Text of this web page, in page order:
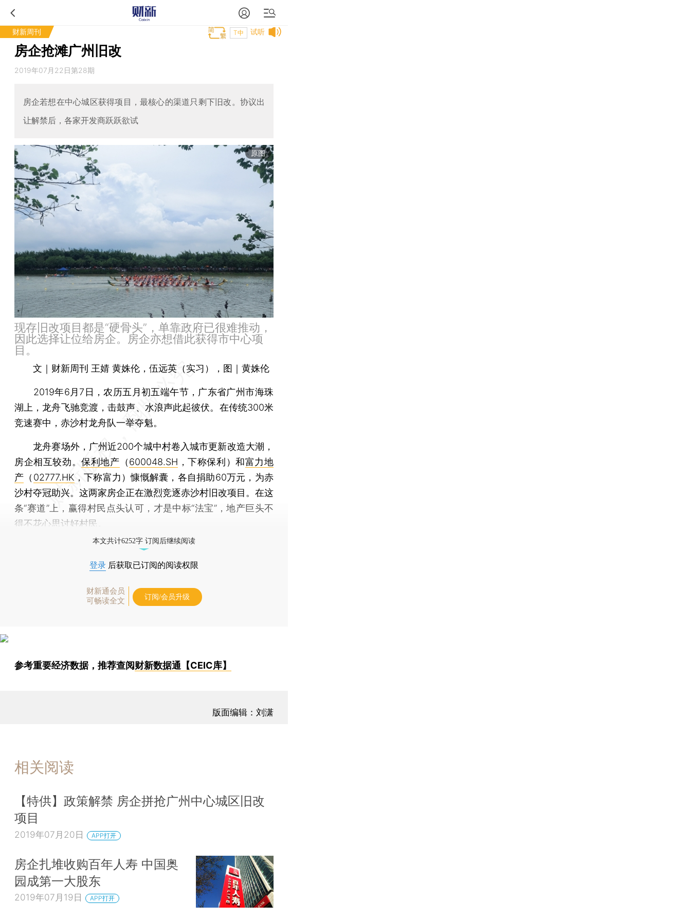
财新周刊 试听
T中
房企抢滩广州旧改
2019年07月22日第28期
房企若想在中心城区获得项目，最核心的渠道只剩下旧改。协议出
让解禁后，各家开发商跃跃欲试
原图
现存旧改项目都是“硬骨头”，单靠政府已很难推动，
因此选择让位给房企。房企亦想借此获得市中心项
目。
文｜财新周刊 王婧 黄姝伦，伍远英（实习），图｜黄姝伦
2019年6月7日，农历五月初五端午节，广东省广州市海珠
湖上，龙舟飞驰竞渡，击鼓声、水浪声此起彼伏。在传统300米
竞速赛中，赤沙村龙舟队一举夺魁。
龙舟赛场外，广州近200个城中村卷入城市更新改造大潮，
房企相互较劲。保利地产 （600048.SH ，下称保利）和富力地
产 （ 02777.HK ，下称富力）慷慨解囊，各自捐助60万元，为赤
沙村夺冠助兴。这两家房企正在激烈竞逐赤沙村旧改项目。在这
条“赛道”上，赢得村民点头认可，才是中标“法宝”，地产巨头不
得不花心思讨好村民。
本文共计6252字 订阅后继续阅读
登录 后获取已订阅的阅读权限
财新通会员
可畅读全文
订阅/会员升级
参考重要经济数据，推荐查阅财新数据通【CEIC库】
版面编辑：刘潇
相关阅读
【特供】政策解禁 房企拼抢广州中心城区旧改
项目
2019年07月20日 APP打开
房企扎堆收购百年人寿 中国奥
园成第一大股东
2019年07月19日 APP打开